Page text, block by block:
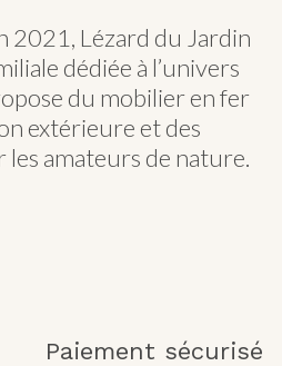
2021, Lézard du Jardin
dédiée à l’univers
du mobilier en fer
extérieure et des
amateurs de nature.
Paiement sécurisé